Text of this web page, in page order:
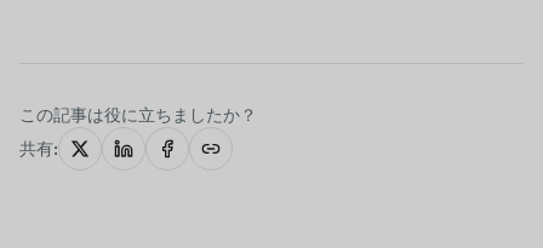
この記事は役に立ちましたか？
共有: